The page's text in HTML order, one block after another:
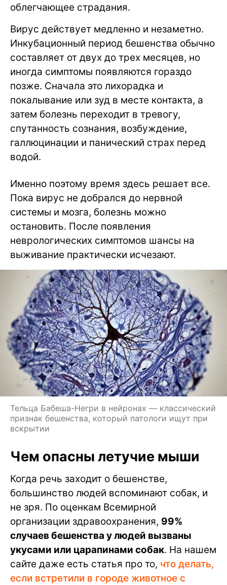
облегчающее страдания.
Вирус действует медленно и незаметно.
Инкубационный период бешенства обычно
составляет от двух до трех месяцев, но
иногда симптомы появляются гораздо
позже. Сначала это лихорадка и
покалывание или зуд в месте контакта, а
затем болезнь переходит в тревогу,
спутанность сознания, возбуждение,
галлюцинации и панический страх перед
водой.
Именно поэтому время здесь решает все.
Пока вирус не добрался до нервной
системы и мозга, болезнь можно
остановить. После появления
неврологических симптомов шансы на
выживание практически исчезают.
Тельца Бабеша-Негри в нейронах — классический
признак бешенства, который патологи ищут при
вскрытии
Чем опасны летучие мыши
Когда речь заходит о бешенстве,
большинство людей вспоминают собак, и
не зря. По оценкам Всемирной
организации здравоохранения, 99%
случаев бешенства у людей вызваны
укусами или царапинами собак. На нашем
сайте даже есть статья про то, что делать,
если встретили в городе животное с